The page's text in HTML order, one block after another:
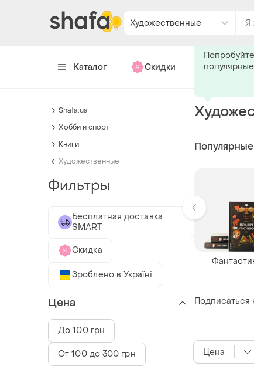
Художественные
Каталог Скидки Хендмейд
Подписаться
Цена
Shafa.ua
Хобби и спорт
Книги
Художественные
Фильтры
Бесплатная доставка
SMART
Скидка
Зроблено в Україні
Цена
До 100 грн
От 100 до 300 грн